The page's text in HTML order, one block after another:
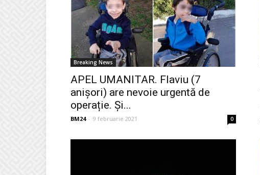
Breaking News
APEL UMANITAR. Flaviu (7
anișori) are nevoie urgentă de
operație. Și...
BM24 - 9 februarie 2021 0